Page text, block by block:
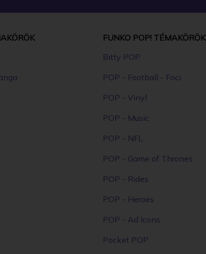
FUNKO POP! TÉMAKÖRÖK
Bitty POP
POP - Football - Foci
POP - Vinyl
POP - Music
POP - NFL
POP - Game of Thrones
POP - Rides
POP - Heroes
POP - Ad Icons
Pocket POP